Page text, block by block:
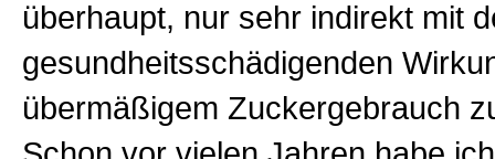
überhaupt, nur sehr indirekt mit
gesundheitsschädigenden
übermäßigem Zuckergebrauch